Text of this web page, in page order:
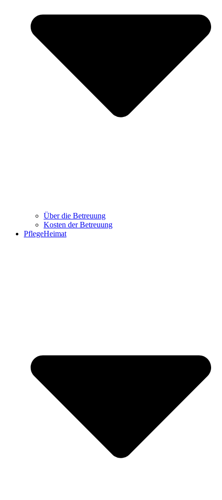
Über die Betreuung
Kosten der Betreuung
PflegeHeimat